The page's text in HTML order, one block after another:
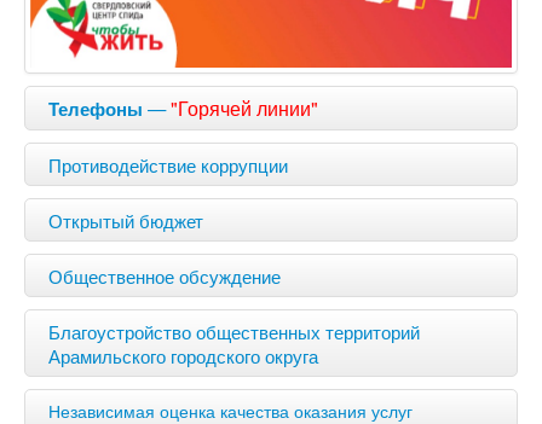
Телефоны —"Горячей линии"
Противодействие коррупции
Открытый бюджет
Общественное обсуждение
Благоустройство общественных территорий
Арамильского городского округа
Независимая оценка качества оказания услуг